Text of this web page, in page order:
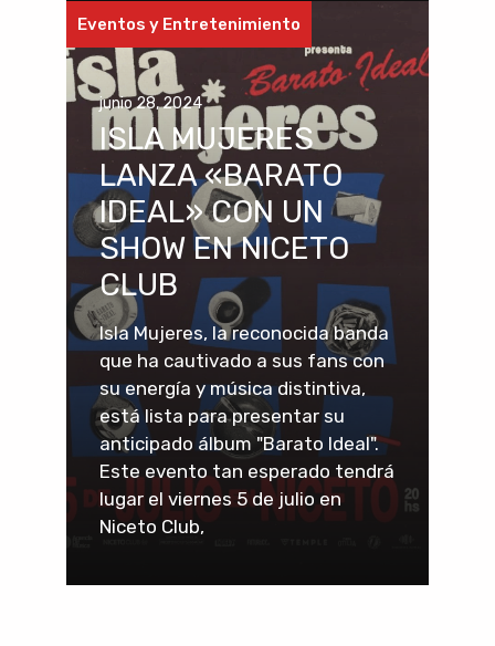
Eventos y Entretenimiento
junio 28, 2024
ISLA MUJERES
LANZA «BARATO
IDEAL» CON UN
SHOW EN NICETO
CLUB
Isla Mujeres, la reconocida banda
que ha cautivado a sus fans con
su energía y música distintiva,
está lista para presentar su
anticipado álbum "Barato Ideal".
Este evento tan esperado tendrá
lugar el viernes 5 de julio en
Niceto Club,